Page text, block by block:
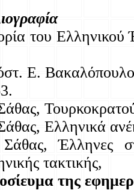
του
Ε.
Ελληνικά
Έλληνες
τακτικής,
της